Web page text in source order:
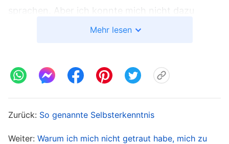
sprachen. Aber ich konnte mich nicht dazu
durchringen, es ihnen gleich zu tun – ich hatte
war bekümmert, wusste aber nicht, was ich tun
Ausführung ihrer Pflichten immer versucht hätte,
Mehr lesen
Zurück: So genannte Selbsterkenntnis
Weiter: Warum ich mich nicht getraut habe, mich zu